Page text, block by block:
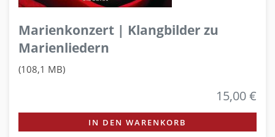
Marienkonzert | Klangbilder zu
Marienliedern
(108,1 MB)
15,00 €
IN DEN WARENKORB